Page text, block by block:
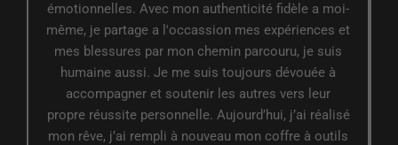
émotionnelles. Avec mon authenticité fidèle a moi-
même, je partage a l'occassion mes expériences et
mes blessures par mon chemin parcouru, je suis
humaine aussi. Je me suis toujours dévouée à
accompagner et soutenir les autres vers leur
propre réussite personnelle. Aujourd’hui, j’ai réalisé
mon rêve, j’ai rempli à nouveau mon coffre à outils